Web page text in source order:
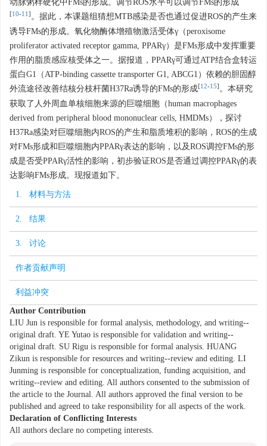
动脉粥样硬化中FMs的形成。调节ROS水平可以调节FMs的形成
[10-11] 。据此，本课题组猜想MTB感染是否也通过促进ROS的产生来
诱导FMs的形成。氧化物酶体增殖物激活受体γ（peroxisome
proliferator activated receptor gamma, PPARγ）是FMs形成中发挥重要
作用的脂质感应核受体之一。据报道，PPARγ可通过ATP结合盒转运
蛋白G1（ATP-binding cassette transporter G1, ABCG1）依赖的胆固醇
外流途径改善结核分枝杆菌H37Ra诱导的FMs的形成[12-15] 。本研究
获取了人外周血单核细胞来源的巨噬细胞（human macrophages
derived from peripheral blood mononuclear cells, HMDMs），探讨
H37Ra感染对巨噬细胞内ROS的产生和脂质堆积的影响，ROS的生成
对FMs形成和巨噬细胞内PPARγ表达的影响，以及ROS调控FMs的形
成是否受PPARγ活性的影响，初步验证ROS是否通过调控PPARγ的表
达影响FMs形成。现报道如下。
1. 材料与方法
2. 结果
3. 讨论
作者贡献声明
利益冲突
Author Contribution
LIU Jun is responsible for formal analysis, methodology, and writing--
original draft. YE Yutao is responsible for validation and writing--
original draft. SU Rigu is responsible for formal analysis. HUANG
Zikun is responsible for resources and writing--review and editing. LI
Junming is responsible for conceptualization, funding acquisition, and
writing--review and editing. All authors consented to the submission of
the article to the Journal. All authors approved the final version to be
published and agreed to take responsibility for all aspects of the work.
Declaration of Conflicting Interests
All authors declare no competing interests.